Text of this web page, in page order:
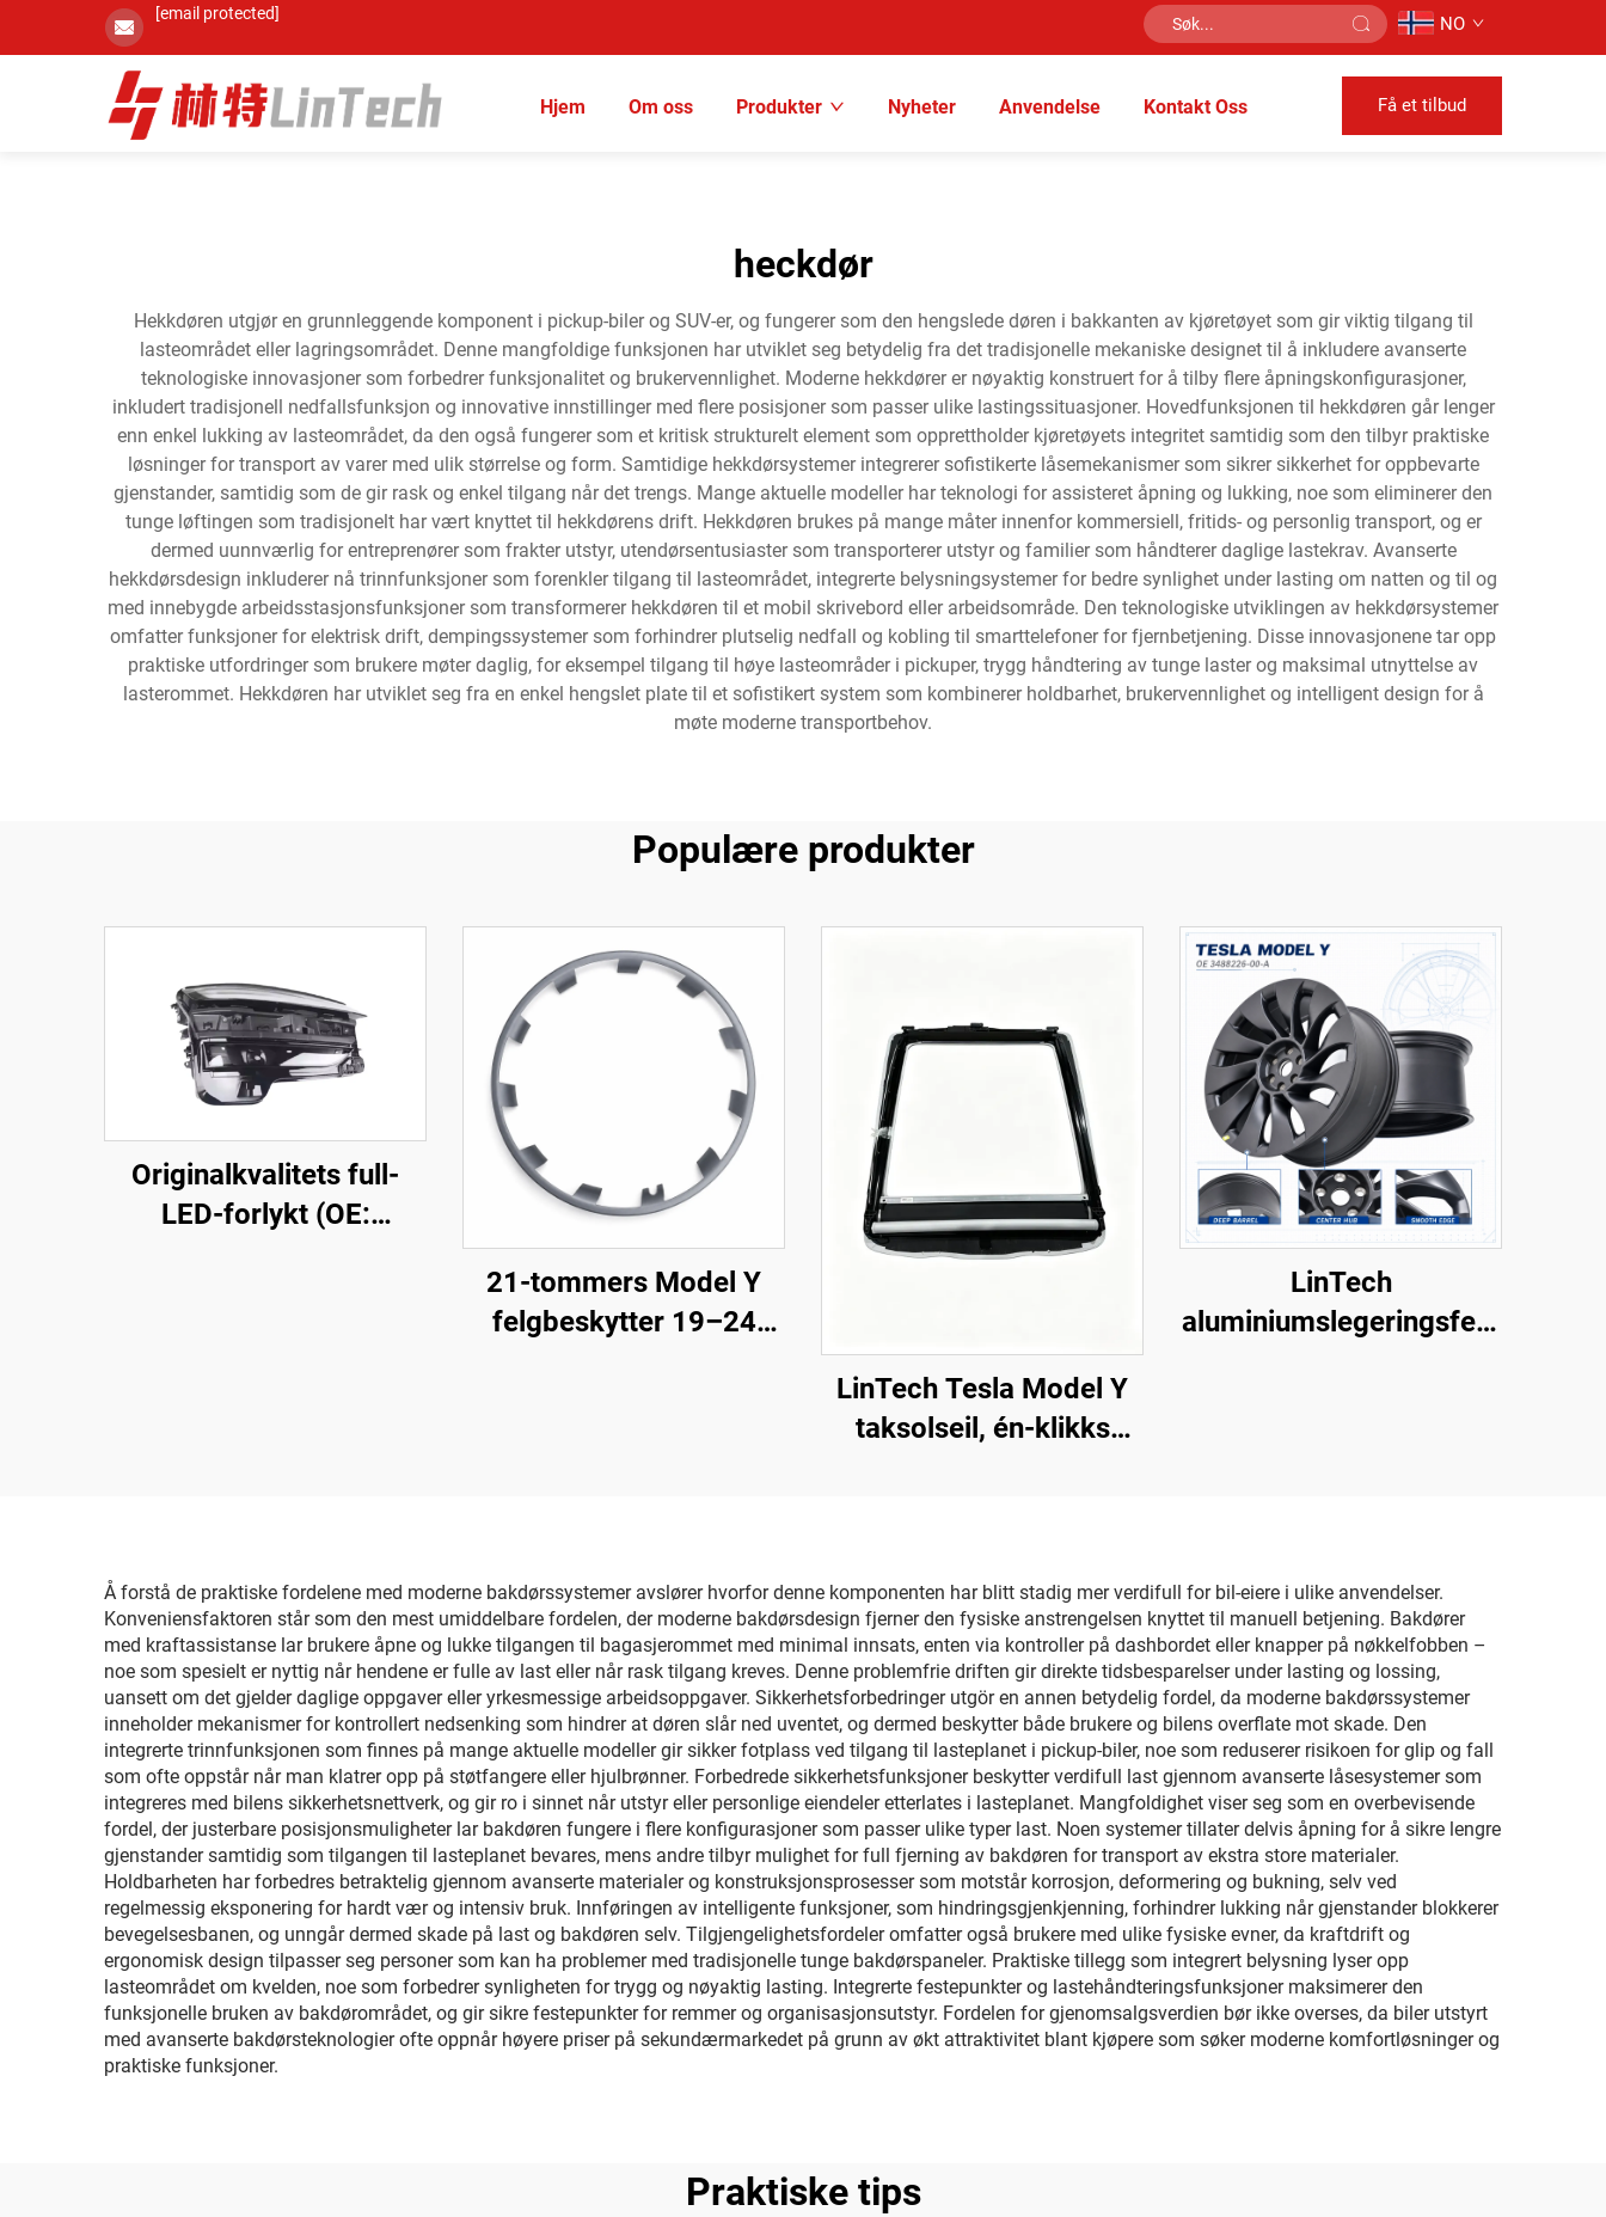
[email protected] NO
Hjem Om oss Produkter Nyheter Anvendelse Kontakt Oss Få et tilbud
heckdør
Hekkdøren utgjør en grunnleggende komponent i pickup-biler og SUV-er, og fungerer som den hengslede døren i bakkanten av kjøretøyet som gir viktig tilgang til
lasteområdet eller lagringsområdet. Denne mangfoldige funksjonen har utviklet seg betydelig fra det tradisjonelle mekaniske designet til å inkludere avanserte
teknologiske innovasjoner som forbedrer funksjonalitet og brukervennlighet. Moderne hekkdører er nøyaktig konstruert for å tilby flere åpningskonfigurasjoner,
inkludert tradisjonell nedfallsfunksjon og innovative innstillinger med flere posisjoner som passer ulike lastingssituasjoner. Hovedfunksjonen til hekkdøren går lenger
enn enkel lukking av lasteområdet, da den også fungerer som et kritisk strukturelt element som opprettholder kjøretøyets integritet samtidig som den tilbyr praktiske
løsninger for transport av varer med ulik størrelse og form. Samtidige hekkdørsystemer integrerer sofistikerte låsemekanismer som sikrer sikkerhet for oppbevarte
gjenstander, samtidig som de gir rask og enkel tilgang når det trengs. Mange aktuelle modeller har teknologi for assisteret åpning og lukking, noe som eliminerer den
tunge løftingen som tradisjonelt har vært knyttet til hekkdørens drift. Hekkdøren brukes på mange måter innenfor kommersiell, fritids- og personlig transport, og er
dermed uunnværlig for entreprenører som frakter utstyr, utendørsentusiaster som transporterer utstyr og familier som håndterer daglige lastekrav. Avanserte
hekkdørsdesign inkluderer nå trinnfunksjoner som forenkler tilgang til lasteområdet, integrerte belysningsystemer for bedre synlighet under lasting om natten og til og
med innebygde arbeidsstasjonsfunksjoner som transformerer hekkdøren til et mobil skrivebord eller arbeidsområde. Den teknologiske utviklingen av hekkdørsystemer
omfatter funksjoner for elektrisk drift, dempingssystemer som forhindrer plutselig nedfall og kobling til smarttelefoner for fjernbetjening. Disse innovasjonene tar opp
praktiske utfordringer som brukere møter daglig, for eksempel tilgang til høye lasteområder i pickuper, trygg håndtering av tunge laster og maksimal utnyttelse av
lasterommet. Hekkdøren har utviklet seg fra en enkel hengslet plate til et sofistikert system som kombinerer holdbarhet, brukervennlighet og intelligent design for å
møte moderne transportbehov.
Populære produkter
Originalkvalitets full-
LED-forlykt (OE:
21-tommers Model Y
felgbeskytter 19–24
LinTech Tesla Model Y
taksolseil, én-klikks
LinTech
aluminiumslegeringsfelg
Å forstå de praktiske fordelene med moderne bakdørssystemer avslører hvorfor denne komponenten har blitt stadig mer verdifull for bil-eiere i ulike anvendelser.
Konveniensfaktoren står som den mest umiddelbare fordelen, der moderne bakdørsdesign fjerner den fysiske anstrengelsen knyttet til manuell betjening. Bakdører
med kraftassistanse lar brukere åpne og lukke tilgangen til bagasjerommet med minimal innsats, enten via kontroller på dashbordet eller knapper på nøkkelfobben –
noe som spesielt er nyttig når hendene er fulle av last eller når rask tilgang kreves. Denne problemfrie driften gir direkte tidsbesparelser under lasting og lossing,
uansett om det gjelder daglige oppgaver eller yrkesmessige arbeidsoppgaver. Sikkerhetsforbedringer utgör en annen betydelig fordel, da moderne bakdørssystemer
inneholder mekanismer for kontrollert nedsenking som hindrer at døren slår ned uventet, og dermed beskytter både brukere og bilens overflate mot skade. Den
integrerte trinnfunksjonen som finnes på mange aktuelle modeller gir sikker fotplass ved tilgang til lasteplanet i pickup-biler, noe som reduserer risikoen for glip og fall
som ofte oppstår når man klatrer opp på støtfangere eller hjulbrønner. Forbedrede sikkerhetsfunksjoner beskytter verdifull last gjennom avanserte låsesystemer som
integreres med bilens sikkerhetsnettverk, og gir ro i sinnet når utstyr eller personlige eiendeler etterlates i lasteplanet. Mangfoldighet viser seg som en overbevisende
fordel, der justerbare posisjonsmuligheter lar bakdøren fungere i flere konfigurasjoner som passer ulike typer last. Noen systemer tillater delvis åpning for å sikre lengre
gjenstander samtidig som tilgangen til lasteplanet bevares, mens andre tilbyr mulighet for full fjerning av bakdøren for transport av ekstra store materialer.
Holdbarheten har forbedres betraktelig gjennom avanserte materialer og konstruksjonsprosesser som motstår korrosjon, deformering og bukning, selv ved
regelmessig eksponering for hardt vær og intensiv bruk. Innføringen av intelligente funksjoner, som hindringsgjenkjenning, forhindrer lukking når gjenstander blokkerer
bevegelsesbanen, og unngår dermed skade på last og bakdøren selv. Tilgjengelighetsfordeler omfatter også brukere med ulike fysiske evner, da kraftdrift og
ergonomisk design tilpasser seg personer som kan ha problemer med tradisjonelle tunge bakdørspaneler. Praktiske tillegg som integrert belysning lyser opp
lasteområdet om kvelden, noe som forbedrer synligheten for trygg og nøyaktig lasting. Integrerte festepunkter og lastehåndteringsfunksjoner maksimerer den
funksjonelle bruken av bakdørområdet, og gir sikre festepunkter for remmer og organisasjonsutstyr. Fordelen for gjenomsalgsverdien bør ikke overses, da biler utstyrt
med avanserte bakdørsteknologier ofte oppnår høyere priser på sekundærmarkedet på grunn av økt attraktivitet blant kjøpere som søker moderne komfortløsninger og
praktiske funksjoner.
Praktiske tips